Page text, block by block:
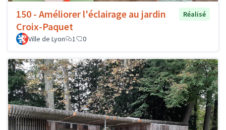
150 - Améliorer l'éclairage au jardin
Croix-Paquet
Réalisé
Ville de Lyon 1 0